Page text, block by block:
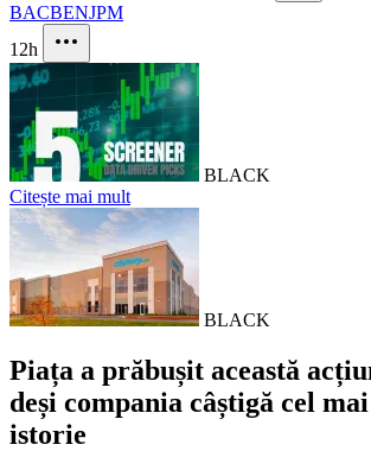
BACBENJPM
12h
BLACK
Citește mai mult
BLACK
Piața a prăbușit această
deși compania câștigă cel
istorie